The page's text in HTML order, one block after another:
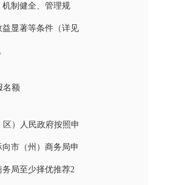
制健全、管理规
显著等条件（详见
名额
区）人民政府按照申
市（州）商务局申
局至少择优推荐2